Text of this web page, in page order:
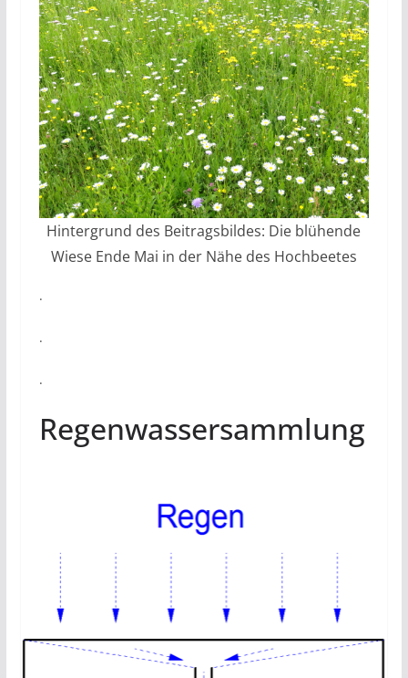
Hintergrund des Beitragsbildes: Die blühende
Wiese Ende Mai in der Nähe des Hochbeetes
.
.
.
Regenwassersammlung